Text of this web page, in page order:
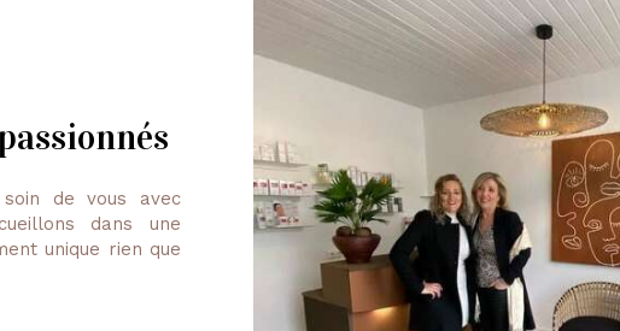
de vous avec
dans une
unique rien que